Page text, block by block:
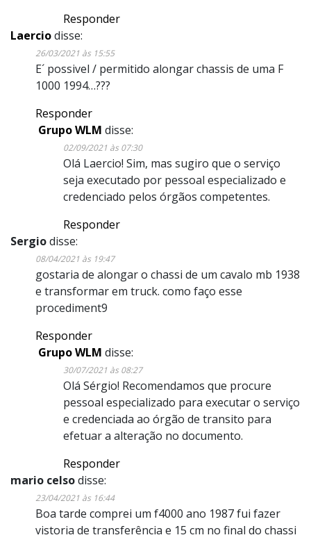
Responder
Laerciodisse:
26/03/2021 às 15:55
E´ possivel / permitido alongar chassis de uma F
1000 1994…???
Responder
Grupo WLM disse:
02/09/2021 às 07:30
Olá Laercio! Sim, mas sugiro que o serviço
seja executado por pessoal especializado e
credenciado pelos órgãos competentes.
Responder
Sergiodisse:
08/04/2021 às 19:47
gostaria de alongar o chassi de um cavalo mb 1938
e transformar em truck. como faço esse
procediment9
Responder
Grupo WLM disse:
30/07/2021 às 08:27
Olá Sérgio! Recomendamos que procure
pessoal especializado para executar o serviço
e credenciada ao órgão de transito para
efetuar a alteração no documento.
Responder
mario celsodisse:
23/04/2021 às 16:44
Boa tarde comprei um f4000 ano 1987 fui fazer
vistoria de transferência e 15 cm no final do chassi